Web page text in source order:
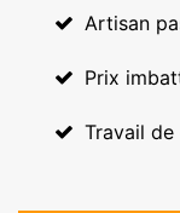
Artisan
Prix
Travail